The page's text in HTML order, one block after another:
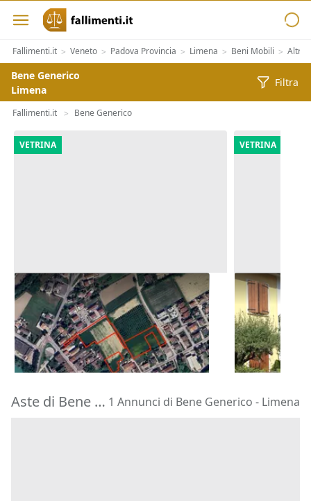
Fallimenti.it > Veneto > Padova Provincia > Limena > Beni Mobili > Altra
Bene Generico
Limena
Filtra
Fallimenti.it > Bene Generico
VETRINA
Asta Appezzamenti di terreno di
12.973 mq
Vigodarzere (Padova)
79.488 €
15/09/2026
VETRINA
Asta
cortile e
195.000 €
20/10/2026
Aste di Bene Generico Limena 1 Annunci di Bene Generico - Limena